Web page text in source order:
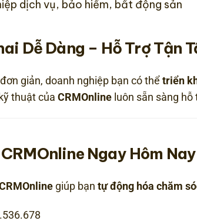
dịch vụ, bảo hiểm, bất động sản
Dễ Dàng – Hỗ Trợ Tận
giản, doanh nghiệp bạn có thểtriển
thuật của CRMOnline luôn sẵn sàng hỗ
Ngay Hôm
giúp bạn tự động hóa chăm